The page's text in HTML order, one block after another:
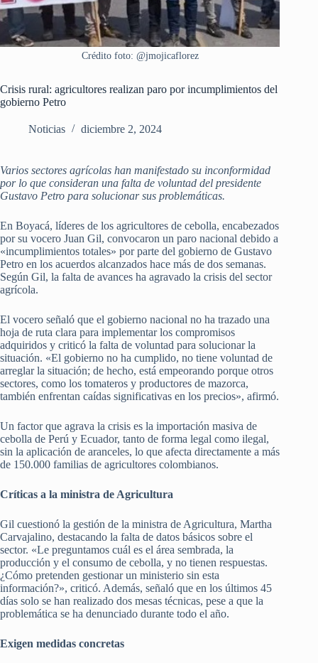
Crédito foto: @jmojicaflorez
Crisis rural: agricultores realizan paro por incumplimientos del
gobierno Petro
Noticias diciembre 2, 2024
Varios sectores agrícolas han manifestado su inconformidad
por lo que consideran una falta de voluntad del presidente
Gustavo Petro para solucionar sus problemáticas.
En Boyacá, líderes de los agricultores de cebolla, encabezados
por su vocero Juan Gil, convocaron un paro nacional debido a
«incumplimientos totales» por parte del gobierno de Gustavo
Petro en los acuerdos alcanzados hace más de dos semanas.
Según Gil, la falta de avances ha agravado la crisis del sector
agrícola.
El vocero señaló que el gobierno nacional no ha trazado una
hoja de ruta clara para implementar los compromisos
adquiridos y criticó la falta de voluntad para solucionar la
situación. «El gobierno no ha cumplido, no tiene voluntad de
arreglar la situación; de hecho, está empeorando porque otros
sectores, como los tomateros y productores de mazorca,
también enfrentan caídas significativas en los precios», afirmó.
Un factor que agrava la crisis es la importación masiva de
cebolla de Perú y Ecuador, tanto de forma legal como ilegal,
sin la aplicación de aranceles, lo que afecta directamente a más
de 150.000 familias de agricultores colombianos.
Críticas a la ministra de Agricultura
Gil cuestionó la gestión de la ministra de Agricultura, Martha
Carvajalino, destacando la falta de datos básicos sobre el
sector. «Le preguntamos cuál es el área sembrada, la
producción y el consumo de cebolla, y no tienen respuestas.
¿Cómo pretenden gestionar un ministerio sin esta
información?», criticó. Además, señaló que en los últimos 45
días solo se han realizado dos mesas técnicas, pese a que la
problemática se ha denunciado durante todo el año.
Exigen medidas concretas